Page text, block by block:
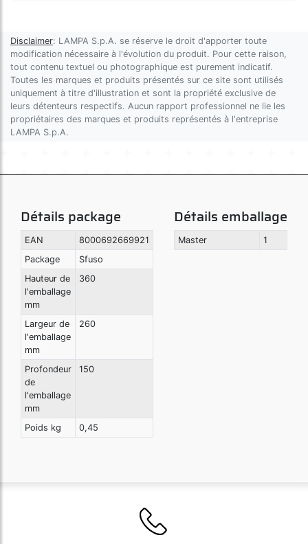
Disclaimer: LAMPA S.p.A. se réserve le droit d'apporter toute
modification nécessaire à l'évolution du produit. Pour cette raison,
tout contenu textuel ou photographique est purement indicatif.
Toutes les marques et produits présentés sur ce site sont utilisés
uniquement à titre d'illustration et sont la propriété exclusive de
leurs détenteurs respectifs. Aucun rapport professionnel ne lie les
propriétaires des marques et produits représentés à l'entreprise
LAMPA S.p.A.
Détails package
EAN
8000692669921
Package
Sfuso
Hauteur de
l'emballage
mm
360
Largeur de
l'emballage
mm
260
Profondeur
de
l'emballage
mm
150
Poids kg 0,45
Détails emballage
Master 1